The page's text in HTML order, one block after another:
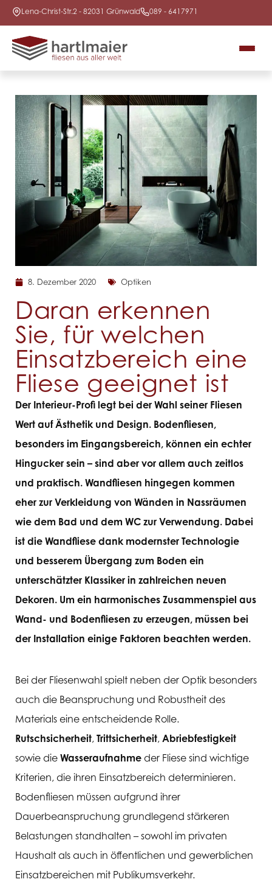
Lena-Christ-Str.2 - 82031 Grünwald 089 - 6417971
8. Dezember 2020 Optiken
Daran erkennen
Sie, für welchen
Einsatzbereich eine
Fliese geeignet ist
Der Interieur-Profi legt bei der Wahl seiner Fliesen
Wert auf Ästhetik und Design. Bodenfliesen,
besonders im Eingangsbereich, können ein echter
Hingucker sein – sind aber vor allem auch zeitlos
und praktisch. Wandfliesen hingegen kommen
eher zur Verkleidung von Wänden in Nassräumen
wie dem Bad und dem WC zur Verwendung. Dabei
ist die Wandfliese dank modernster Technologie
und besserem Übergang zum Boden ein
unterschätzter Klassiker in zahlreichen neuen
Dekoren. Um ein harmonisches Zusammenspiel aus
Wand- und Bodenfliesen zu erzeugen, müssen bei
der Installation einige Faktoren beachten werden.
Bei der Fliesenwahl spielt neben der Optik besonders
auch die Beanspruchung und Robustheit des
Materials eine entscheidende Rolle.
Rutschsicherheit, Trittsicherheit, Abriebfestigkeit
sowie die Wasseraufnahme der Fliese sind wichtige
Kriterien, die ihren Einsatzbereich determinieren.
Bodenfliesen müssen aufgrund ihrer
Dauerbeanspruchung grundlegend stärkeren
Belastungen standhalten – sowohl im privaten
Haushalt als auch in öffentlichen und gewerblichen
Einsatzbereichen mit Publikumsverkehr.